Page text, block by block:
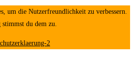
um die Nutzerfreundlichkeit zu verbessern.
du dem zu.
2